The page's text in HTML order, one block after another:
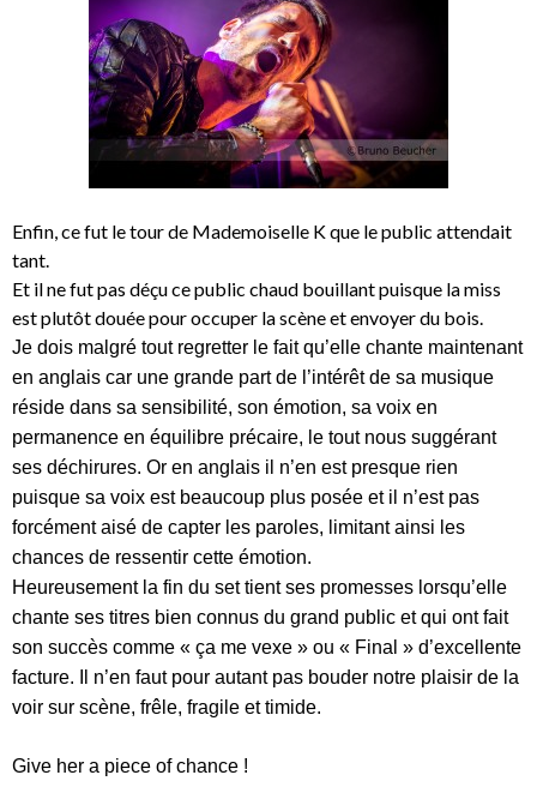
Enfin, ce fut le tour de Mademoiselle K que le public attendait
tant.
Et il ne fut pas déçu ce public chaud bouillant puisque la miss
est plutôt douée pour occuper la scène et envoyer du bois.
Je dois malgré tout regretter le fait qu’elle chante maintenant
en anglais car une grande part de l’intérêt de sa musique
réside dans sa sensibilité, son émotion, sa voix en
permanence en équilibre précaire, le tout nous suggérant
ses déchirures. Or en anglais il n’en est presque rien
puisque sa voix est beaucoup plus posée et il n’est pas
forcément aisé de capter les paroles, limitant ainsi les
chances de ressentir cette émotion.
Heureusement la fin du set tient ses promesses lorsqu’elle
chante ses titres bien connus du grand public et qui ont fait
son succès comme « ça me vexe » ou « Final » d’excellente
facture. Il n’en faut pour autant pas bouder notre plaisir de la
voir sur scène, frêle, fragile et timide.
Give her a piece of chance !